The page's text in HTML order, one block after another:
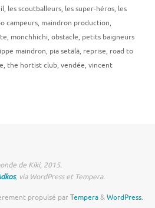
, les scoutballeurs, les super-héros, les
campeurs, maindron production,
, monchhichi, obstacle, petits baigneurs
maindron, pia setälä, reprise, road to
, the hortist club, vendée, vincent
de Kiki, 2015.
, via WordPress et Tempera.
propulsé parTempera&WordPress.